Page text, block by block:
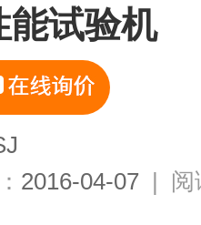
能试验机
2016-04-07 | 阅